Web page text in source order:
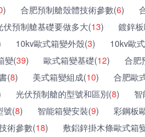
) 合肥預制艙殼體技術參數(6)
伏預制艙基礎要做多大(13)
鍍鋅
10kv歐式箱變外殼(3)
10kv歐
變(39) 歐式箱變基礎(12)
合肥
(8) 美式箱變組成(10)
合肥歐
光伏預制艙的型號和區別(8)
號(8) 智能箱變安裝(9)
彩鋼板
術參數(18)
敷鋁鋅掛木條歐式箱